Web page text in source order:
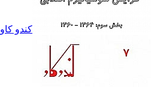
کندو کاو ٨